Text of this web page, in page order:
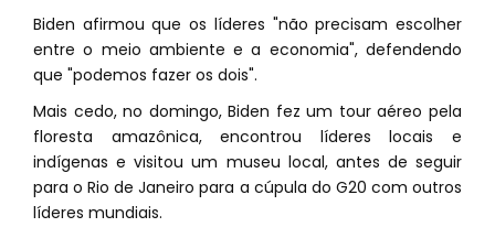
Biden afirmou que os líderes "não precisam escolher
entre o meio ambiente e a economia", defendendo
que "podemos fazer os dois".
Mais cedo, no domingo, Biden fez um tour aéreo pela
floresta amazônica, encontrou líderes locais e
indígenas e visitou um museu local, antes de seguir
para o Rio de Janeiro para a cúpula do G20 com outros
líderes mundiais.